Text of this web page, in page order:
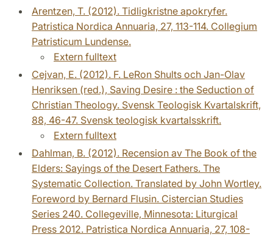
Arentzen, T. (2012). Tidligkristne apokryfer.
Patristica Nordica Annuaria, 27, 113-114. Collegium
Patristicum Lundense.
Extern fulltext
Cejvan, E. (2012). F. LeRon Shults och Jan-Olav
Henriksen (red.), Saving Desire : the Seduction of
Christian Theology. Svensk Teologisk Kvartalskrift,
88, 46-47. Svensk teologisk kvartalsskrift.
Extern fulltext
Dahlman, B. (2012). Recension av The Book of the
Elders: Sayings of the Desert Fathers. The
Systematic Collection. Translated by John Wortley.
Foreword by Bernard Flusin. Cistercian Studies
Series 240. Collegeville, Minnesota: Liturgical
Press 2012. Patristica Nordica Annuaria, 27, 108-